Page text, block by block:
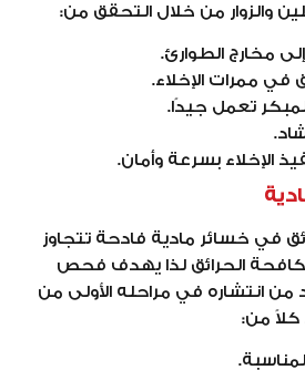
والزوار من خلال التحقق من:
مخارج الطوارئ.
ممرات الإخلاء.
المبكر تعمل جيدًا.
الإخلاء بسرعة وأمان.
في خسائر مادية فادحة تتجاوز
الحرائق لذا يهدف فحص
من انتشاره في مراحله الأولى من
كلاً من: